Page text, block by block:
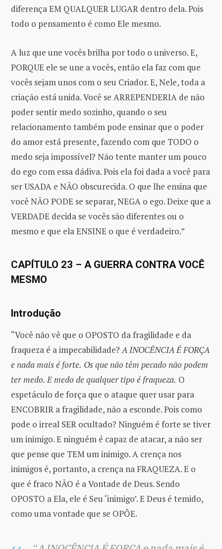
diferença EM QUALQUER LUGAR dentro dela. Pois
todo o pensamento é como Ele mesmo.
A luz que une vocês brilha por todo o universo. E,
PORQUE ele se une a vocês, então ela faz com que
vocês sejam unos com o seu Criador. E, Nele, toda a
criação está unida. Você se ARREPENDERIA de não
poder sentir medo sozinho, quando o seu
relacionamento também pode ensinar que o poder
do amor está presente, fazendo com que TODO o
medo seja impossível? Não tente manter um pouco
do ego com essa dádiva. Pois ela foi dada a você para
ser USADA e NÃO obscurecida. O que lhe ensina que
você NÃO PODE se separar, NEGA o ego. Deixe que a
VERDADE decida se vocês são diferentes ou o
mesmo e que ela ENSINE o que é verdadeiro.”
CAPÍTULO 23 – A GUERRA CONTRA VOCÊ
MESMO
Introdução
“Você não vê que o OPOSTO da fragilidade e da
fraqueza é a impecabilidade?A INOCÊNCIA É FORÇA
e nada mais é forte. Os que não têm pecado não podem
ter medo. E medo de qualquer tipo é fraqueza. O
espetáculo de força que o ataque quer usar para
ENCOBRIR a fragilidade, não a esconde. Pois como
pode o irreal SER ocultado? Ninguém é forte se tiver
um inimigo. E ninguém é capaz de atacar, a não ser
que pense que TEM um inimigo. A crença nos
inimigos é, portanto, a crença na FRAQUEZA. E o
que é fraco NÃO é a Vontade de Deus. Sendo
OPOSTO a Ela, ele é Seu ‘inimigo’. E Deus é temido,
como uma vontade que se OPÕE.